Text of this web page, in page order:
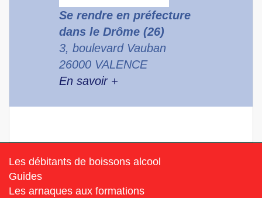
Se rendre en préfecture
dans le Drôme (26)
3, boulevard Vauban
26000 VALENCE
En savoir +
Les débitants de boissons alcool
Guides
Les arnaques aux formations